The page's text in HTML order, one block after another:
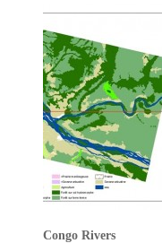
Congo Rivers